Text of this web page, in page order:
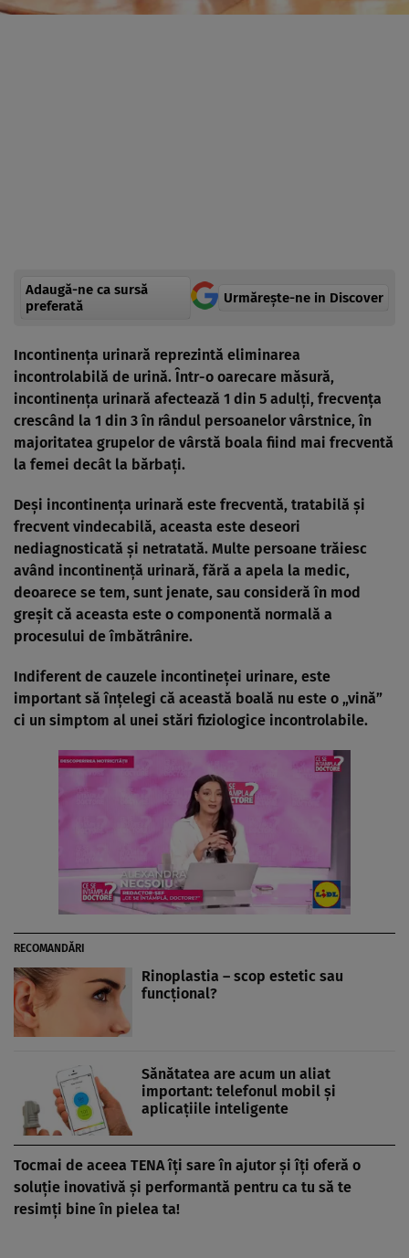
Adaugă-ne ca sursă
preferată
Urmărește-ne in Discover
Incontinenţa urinară reprezintă eliminarea
incontrolabilă de urină. Într-o oarecare măsură,
incontinenţa urinară afectează 1 din 5 adulţi, frecvenţa
crescând la 1 din 3 în rândul persoanelor vârstnice, în
majoritatea grupelor de vârstă boala fiind mai frecventă
la femei decât la bărbaţi.
Deşi incontinenţa urinară este frecventă, tratabilă şi
frecvent vindecabilă, aceasta este deseori
nediagnosticată şi netratată. Multe persoane trăiesc
având incontinenţă urinară, fără a apela la medic,
deoarece se tem, sunt jenate, sau consideră în mod
greşit că aceasta este o componentă normală a
procesului de îmbătrânire.
Indiferent de cauzele incontineţei urinare, este
important să înţelegi că această boală nu este o „vină”
ci un simptom al unei stări fiziologice incontrolabile.
RECOMANDĂRI
Rinoplastia – scop estetic sau
funcţional?
Sănătatea are acum un aliat
important: telefonul mobil şi
aplicaţiile inteligente
Tocmai de aceea TENAîţi sare în ajutor şi îţi oferă o
soluţie inovativă şi performantă pentru ca tu să te
resimţi bine în pielea ta!